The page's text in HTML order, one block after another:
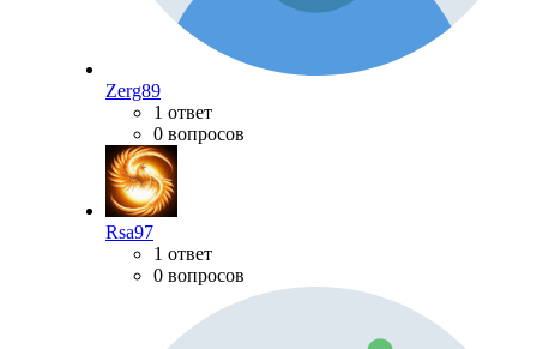
Zerg89
1 ответ
0 вопросов
Rsa97
1 ответ
0 вопросов